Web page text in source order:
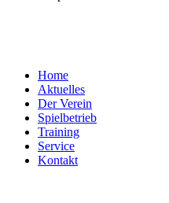
Home
Aktuelles
Der Verein
Spielbetrieb
Training
Service
Kontakt